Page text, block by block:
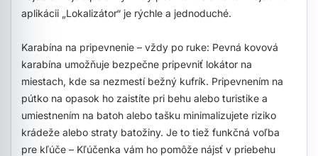
aplikácii „Lokalizátor“ je rýchle a jednoduché.
Karabína na pripevnenie – vždy po ruke: Pevná kovová
karabína umožňuje bezpečne pripevniť lokátor na
miestach, kde sa nezmestí bežný kufrík. Pripevnením na
pútko na opasok ho zaistíte pri behu alebo turistike a
umiestnením na batoh alebo tašku minimalizujete riziko
krádeže alebo straty batožiny. Je to tiež funkčná voľba
pre kľúče – Kľúčenka vám ho pomôže nájsť v priebehu